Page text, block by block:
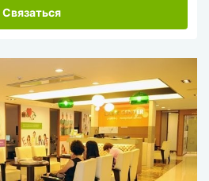
Связаться